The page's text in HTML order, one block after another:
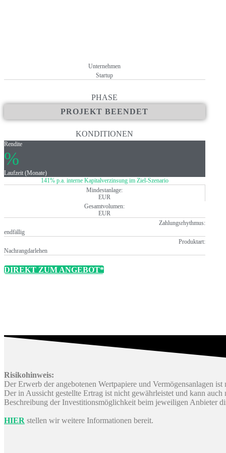
Unternehmen
Startup
PHASE
PROJEKT BEENDET
KONDITIONEN
Rendite
%
Laufzeit (Monate)
141% p.a. interne Kapitalverzinsung im Ziel-Szenario
Mindestanlage:
EUR
Gesamtvolumen:
EUR
Zahlungsrhythmus:
endfällig
Produktart:
Nachrangdarlehen
DIREKT ZUM ANGEBOT*
Risikohinweis:
Der Erwerb der angebotenen Wertpapiere und Vermögensanlagen
Der in Aussicht gestellte Ertrag ist nicht gewährleistet und kann
Beschreibung der Investitionsmöglichkeit beim jeweiligen Anbieter
HIER stellen wir weitere Informationen bereit.